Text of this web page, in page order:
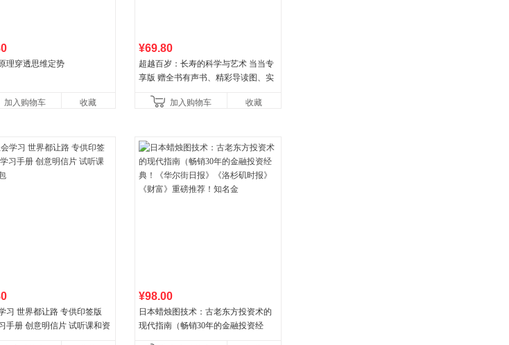
理穿透思维定势
加入购物车 收藏
¥69.80
超越百岁：长寿的科学与艺术 当当专
享版 赠全书有声书、精彩导读图、实
权益
加入购物车 收藏
习 世界都让路 专供印签版
手册 创意明信片 试听课和资
¥98.00
日本蜡烛图技术：古老东方投资术的
现代指南（畅销30年的金融投资经